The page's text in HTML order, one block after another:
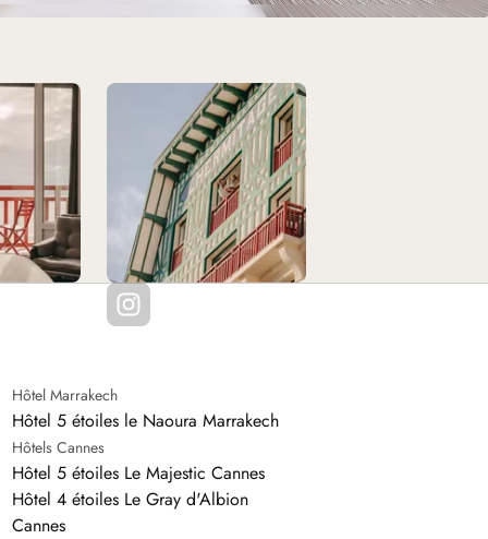
Hôtel Marrakech
Hôtel 5 étoiles le Naoura Marrakech
Hôtels Cannes
Hôtel 5 étoiles Le Majestic Cannes
Hôtel 4 étoiles Le Gray d'Albion
Cannes